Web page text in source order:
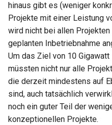
hinaus gibt es (weniger
Projekte mit einer Leistung
wird nicht bei allen
geplanten Inbetriebnahme
Um das Ziel von 10
müssten nicht nur alle
die derzeit mindestens auf
sind, auch tatsächlich
noch ein guter Teil der
konzeptionellen Projekte.